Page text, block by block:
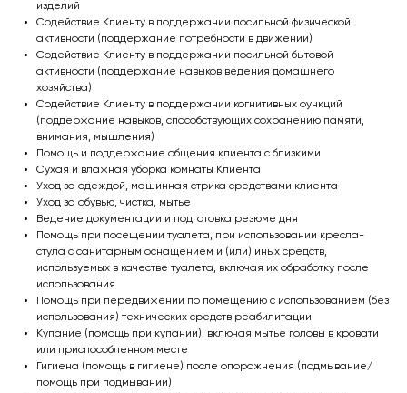
изделий
Содействие Клиенту в поддержании посильной физической
активности (поддержание потребности в движении)
Содействие Клиенту в поддержании посильной бытовой
активности (поддержание навыков ведения домашнего
хозяйства)
Содействие Клиенту в поддержании когнитивных функций
(поддержание навыков, способствующих сохранению памяти,
внимания, мышления)
Помощь и поддержание общения клиента с близкими
Сухая и влажная уборка комнаты Клиента
Уход за одеждой, машинная стрика средствами клиента
Уход за обувью, чистка, мытье
Ведение документации и подготовка резюме дня
Помощь при посещении туалета, при использовании кресла-
стула с санитарным оснащением и (или) иных средств,
используемых в качестве туалета, включая их обработку после
использования
Помощь при передвижении по помещению с использованием (без
использования) технических средств реабилитации
Купание (помощь при купании), включая мытье головы в кровати
или приспособленном месте
Гигиена (помощь в гигиене) после опорожнения (подмывание/
помощь при подмывании)
Сделаем жизнь
близких более
комфортной и
полноценной!